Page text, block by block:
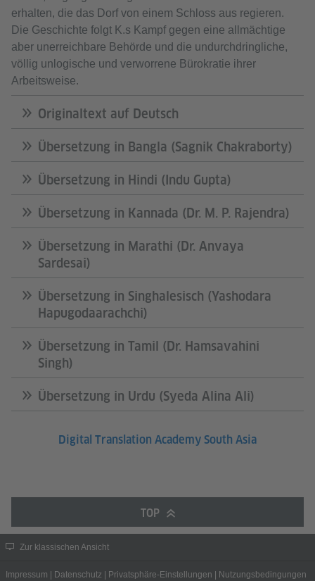
erhalten, die das Dorf von einem Schloss aus regieren.
Die Geschichte folgt K.s Kampf gegen eine allmächtige
aber unerreichbare Behörde und die undurchdringliche,
völlig unlogische und verworrene Bürokratie ihrer
Arbeitsweise.
Originaltext auf Deutsch
Übersetzung in Bangla (Sagnik Chakraborty)
Übersetzung in Hindi (Indu Gupta)
Übersetzung in Kannada (Dr. M. P. Rajendra)
Übersetzung in Marathi (Dr. Anvaya
Sardesai)
Übersetzung in Singhalesisch (Yashodara
Hapugodaarachchi)
Übersetzung in Tamil (Dr. Hamsavahini
Singh)
Übersetzung in Urdu (Syeda Alina Ali)
Digital Translation Academy South Asia
TOP
Zur klassischen Ansicht
Impressum Datenschutz Privatsphäre-Einstellungen
Nutzungsbedingungen